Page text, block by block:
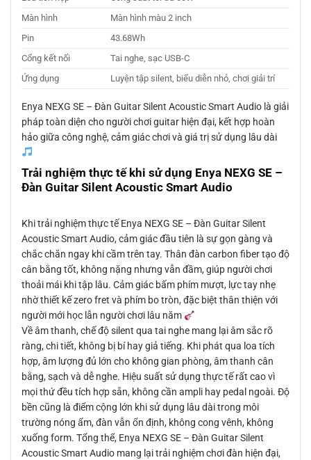
Màn hình
Màn hình màu 2 inch
Pin
43.68Wh
Cổng kết nối
Tai nghe, sạc USB-C
Ứng dụng
Luyện tập silent, biểu diễn nhỏ, chơi giải trí
Enya NEXG SE – Đàn Guitar Silent Acoustic Smart Audio là giải
pháp toàn diện cho người chơi guitar hiện đại, kết hợp hoàn
hảo giữa công nghệ, cảm giác chơi và giá trị sử dụng lâu dài
Trải nghiệm thực tế khi sử dụng Enya NEXG SE –
Đàn Guitar Silent Acoustic Smart Audio
Khi trải nghiệm thực tế Enya NEXG SE – Đàn Guitar Silent
Acoustic Smart Audio, cảm giác đầu tiên là sự gọn gàng và
chắc chắn ngay khi cầm trên tay. Thân đàn carbon fiber tạo độ
cân bằng tốt, không nặng nhưng vẫn đầm, giúp người chơi
thoải mái khi tập lâu. Cảm giác bấm phím mượt, lực tay nhẹ
nhờ thiết kế zero fret và phím bo tròn, đặc biệt thân thiện với
người mới học lẫn người chơi lâu năm
Về âm thanh, chế độ silent qua tai nghe mang lại âm sắc rõ
ràng, chi tiết, không bị bí hay giả tiếng. Khi phát qua loa tích
hợp, âm lượng đủ lớn cho không gian phòng, âm thanh cân
bằng, sạch và dễ nghe. Hiệu suất sử dụng thực tế rất cao vì
mọi thứ đều tích hợp sẵn, không cần ampli hay pedal ngoài. Độ
bền cũng là điểm cộng lớn khi sử dụng lâu dài trong môi
trường nóng ẩm, đàn vẫn ổn định, không cong vênh, không
xuống form. Tổng thể, Enya NEXG SE – Đàn Guitar Silent
Acoustic Smart Audio mang lại trải nghiệm chơi đàn hiện đại,